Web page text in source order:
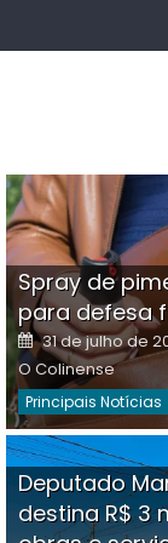
Spray de
para defesa
Posted
on
31 de julho de
O Colinense
Principais Notícias
Deputado
destina R$ 3